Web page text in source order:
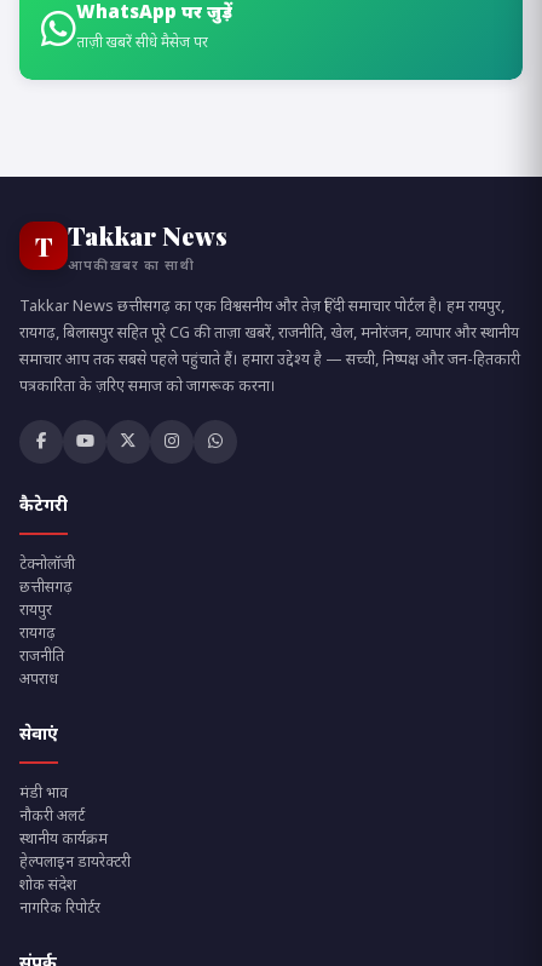
WhatsApp पर जुड़ें
ताज़ी खबरें सीधे मैसेज पर
T Takkar News
आपकी ख़बर का साथी
Takkar News छत्तीसगढ़ का एक विश्वसनीय और तेज़ हिंदी समाचार पोर्टल है। हम रायपुर,
रायगढ़, बिलासपुर सहित पूरे CG की ताज़ा खबरें, राजनीति, खेल, मनोरंजन, व्यापार और स्थानीय
समाचार आप तक सबसे पहले पहुंचाते हैं। हमारा उद्देश्य है — सच्ची, निष्पक्ष और जन-हितकारी
पत्रकारिता के ज़रिए समाज को जागरूक करना।
कैटेगरी
टेक्नोलॉजी
छत्तीसगढ़
रायपुर
रायगढ़
राजनीति
अपराध
सेवाएं
मंडी भाव
नौकरी अलर्ट
स्थानीय कार्यक्रम
हेल्पलाइन डायरेक्टरी
शोक संदेश
नागरिक रिपोर्टर